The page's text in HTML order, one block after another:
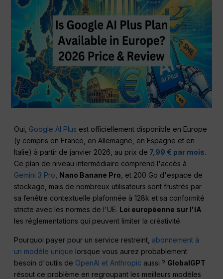
Oui, Google AI Plus est officiellement disponible en Europe
(y compris en France, en Allemagne, en Espagne et en
Italie) à partir de janvier 2026, au prix de 7,99 € par mois.
Ce plan de niveau intermédiaire comprend l'accès à
Gemini 3 Pro Nano Banane Pro , et 200 Go d'espace de
stockage, mais de nombreux utilisateurs sont frustrés par
sa fenêtre contextuelle plafonnée à 128k et sa conformité
stricte avec les normes de l'UE. Loi européenne sur l'IA
les réglementations qui peuvent limiter la créativité.
Pourquoi payer pour un service restreint, abonnement à
un modèle unique lorsque vous aurez probablement
besoin d'outils de OpenAI et Anthropic aussi ? GlobalGPT
résout ce problème en regroupant les meilleurs modèles